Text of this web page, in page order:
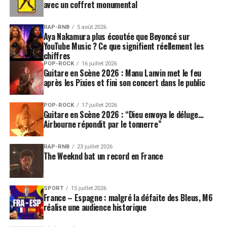
dans cette époque. J’ai aussi très envie de faire des films.
On peut mélanger tous ces métiers. C’est beaucoup
moins choquant qu’avant, en France. Les USA sont le
pays des comédies musicales, ceux qui ont inventé qu’on
pouvait chanter, danser, jouer la comédie, produire. Je
dirais que c’est normal de le faire comme ça là-bas. En
France, c’était moins connu. On aime bien quand on
reste dans des cases. Mais ça s’ouvre avec la nouvelle
génération, qui est très productive. Ça commence à
bouger.
On en vient à tes activités parallèles : producteur
télé. Quel est ton objectif ? Tu t’es associé à un ami.
Oui, à un ami d’enfance, Cyril Viguier, qui est l’un des
meilleurs producteurs de sa génération. Il a fondé
France 5, une des chaines hertziennes du service public.
Il est ensuite parti aux Etats Unis, il a crée des chaines
sur le câble, sur le sport extrême. Il l’a très bien vendu à
avec un coffret monumental
RAP-RNB 5 août 2026
Aya Nakamura plus écoutée que Beyoncé sur
YouTube Music ? Ce que signifient réellement les
chiffres
POP-ROCK 16 juillet 2026
Guitare en Scène 2026 : Manu Lanvin met le feu
après les Pixies et fini son concert dans le public
POP-ROCK 17 juillet 2026
Guitare en Scène 2026 : “Dieu envoya le déluge…
Airbourne répondit par le tonnerre”
RAP-RNB 23 juillet 2026
The Weeknd bat un record en France
SPORT 15 juillet 2026
France – Espagne : malgré la défaite des Bleus, M6
réalise une audience historique